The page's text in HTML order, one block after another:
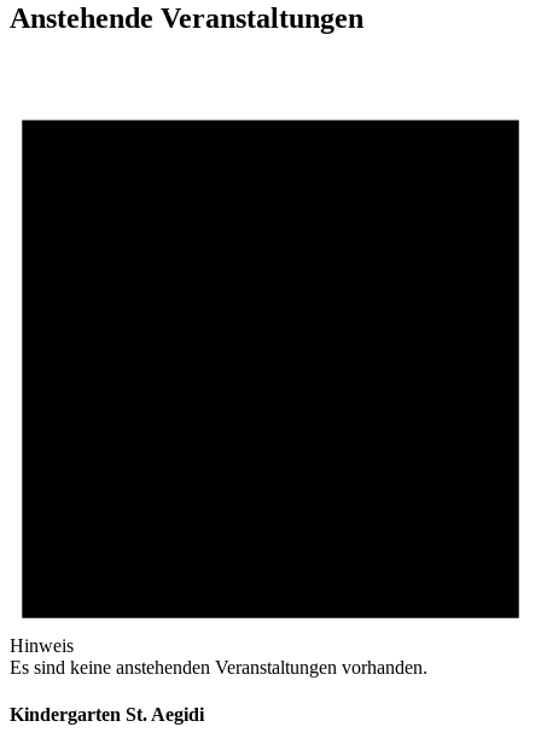
Anstehende Veranstaltungen
Hinweis
Es sind keine anstehenden Veranstaltungen vorhanden.
Kindergarten St. Aegidi